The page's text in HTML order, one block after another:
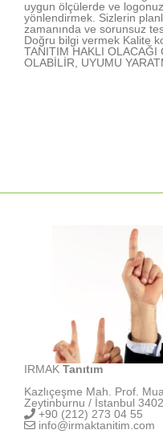
uygun ölçülerde ve
yönlendirmek. Sizlerin
zamanında ve sorunsuz
Doğru bilgi vermek Kalite
TANITIM HAKLI OLACAĞI
OLABİLİR, UYUMU
IRMAK Tanıtım
Kazlıçeşme Mah. Prof.
Zeytinburnu / İstanbul
+90 (212) 273 04 55
info@irmaktanitim.com